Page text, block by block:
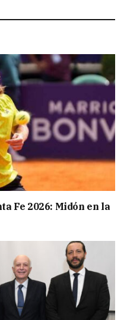
Fe 2026: Midón en la